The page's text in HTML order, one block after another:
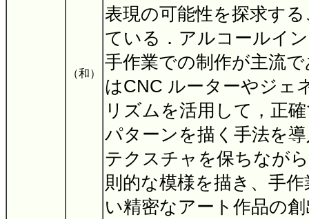
（和）
表現の可能性を探求す
ている．アルコールイ
手作業での制作が主流
はCNC ルーターやジェ
リズムを活用して，正
パターンを描く手法を
テクスチャを保ちなが
則的な模様を描き、手
い精密なアート作品の